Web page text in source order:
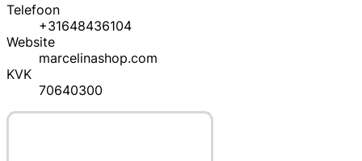
Telefoon
+31648436104
Website
marcelinashop.com
KVK
70640300